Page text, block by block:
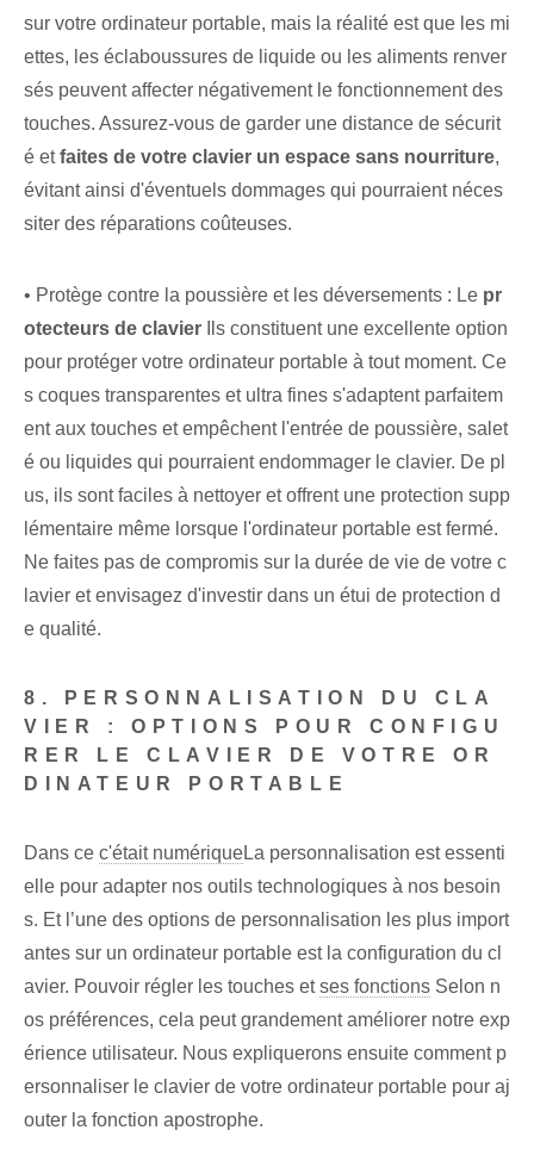
sur votre ordinateur portable, mais la réalité est que les mi
ettes, les éclaboussures de liquide ou les aliments renver
sés peuvent affecter négativement le fonctionnement des
touches. Assurez-vous de garder une distance de sécurit
é etfaites de votre clavier un espace sans nourriture,
évitant ainsi d'éventuels dommages qui pourraient néces
siter des réparations coûteuses.
• ⁤Protège contre la poussière et les déversements : ⁢Le‌ pr
otecteurs de clavier⁤ Ils constituent une excellente option
pour protéger votre ordinateur portable à tout moment. Ce
s coques transparentes et ultra fines s'adaptent parfaitem
ent aux touches et empêchent l'entrée de poussière, salet
é ou liquides qui pourraient endommager le clavier. De pl
us, ils sont faciles à nettoyer et offrent une protection supp
lémentaire même lorsque l'ordinateur portable est fermé.
Ne faites pas de compromis sur la durée de vie de votre c
lavier et envisagez d'investir dans un étui de protection d
e qualité.
8. PERSONNALISATION DU CLA
VIER : OPTIONS POUR CONFIGU
RER LE CLAVIER DE VOTRE OR
DINATEUR PORTABLE
Dans ce c'était numériqueLa personnalisation est essenti
elle pour adapter nos outils technologiques à nos besoin
s. Et l’une des options de personnalisation les plus import
antes sur un ordinateur portable est la configuration du cl
avier. Pouvoir régler les touches etses fonctions Selon n
os préférences, cela peut grandement améliorer notre exp
érience utilisateur. Nous expliquerons ensuite comment p
ersonnaliser le clavier de votre ordinateur portable pour aj
outer la fonction apostrophe.